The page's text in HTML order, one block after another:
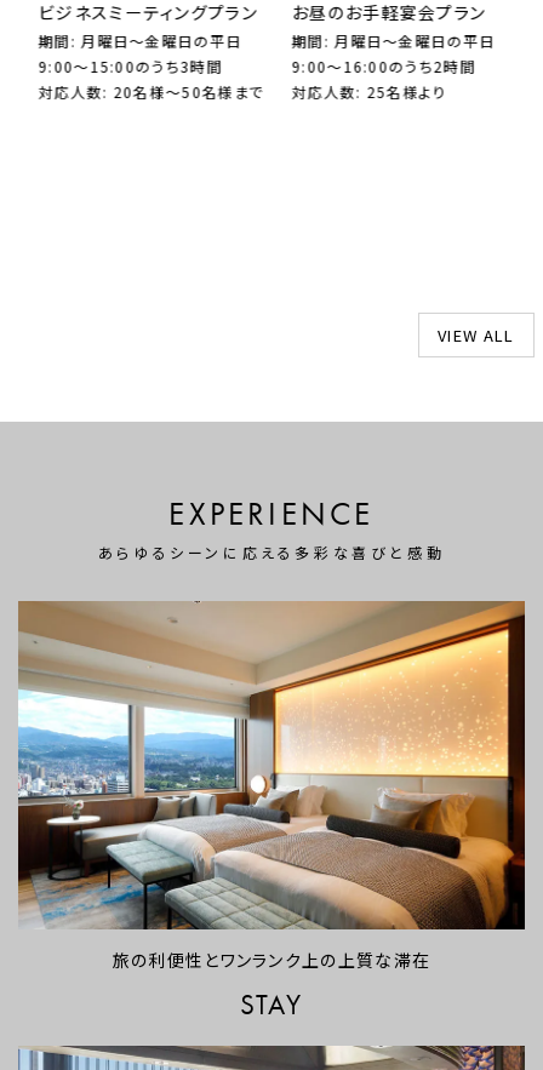
ビジネスミーティングプラン
期間: 月曜日～金曜日の平日
9:00～15:00のうち3時間
対応人数: 20名様～50名様まで
お昼のお手軽宴会プラン
期間: 月曜日～金曜日の平日
9:00～16:00のうち2時間
対応人数: 25名様より
VIEW ALL
EXPERIENCE
あらゆるシーンに応える多彩な喜びと感動
旅の利便性とワンランク上の上質な滞在
STAY